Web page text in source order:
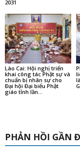
2031
Lào Cai: Hội nghị triển
khai công tác Phật sự và
chuẩn bị nhân sự cho
Đại hội Đại biểu Phật
giáo tỉnh lần...
PHẢN HỒI GẦN